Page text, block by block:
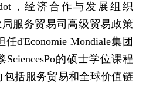
，经济合作与发展组织
局服务贸易司高级贸易政策
d'Economie Mondiale集团
的硕士学位课程
括服务贸易和全球价值链